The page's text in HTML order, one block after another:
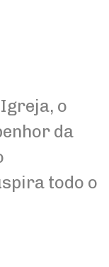
o
da
todo o